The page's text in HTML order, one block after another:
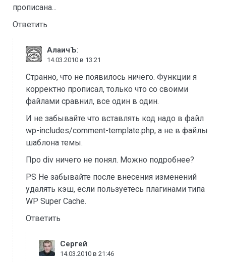
прописана...
Ответить
АлаичЪ:
14.03.2010 в 13:21
Странно, что не появилось ничего. Функции я
корректно прописал, только что со своими
файлами сравнил, все один в один.
И не забывайте что вставлять код надо в файл
wp-includes/comment-template.php, а не в файлы
шаблона темы.
Про div ничего не понял. Можно подробнее?
PS Не забывайте после внесения изменений
удалять кэш, если пользуетесь плагинами типа
WP Super Cache.
Ответить
Сергей:
14.03.2010 в 21:46